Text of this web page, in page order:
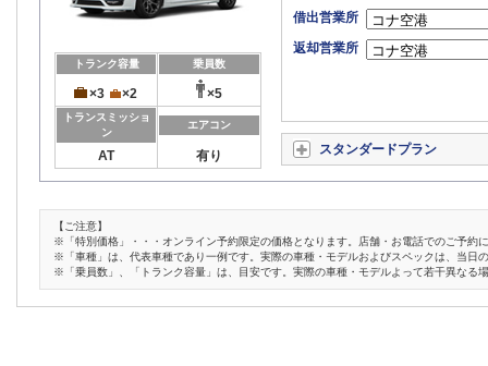
トランク容量 乗員数
×3 ×2 ×5
トランスミッショ
ン
エアコン
AT 有り
借出営業所
返却営業所
スタンダードプラン
【ご注意】
※「特別価格」・・・オンライン予約限定の価格となります。店舗・お電話でのご予約
※「車種」は、代表車種であり一例です。実際の車種・モデルおよびスペックは、当日
※「乗員数」、「トランク容量」は、目安です。実際の車種・モデルよって若干異なる